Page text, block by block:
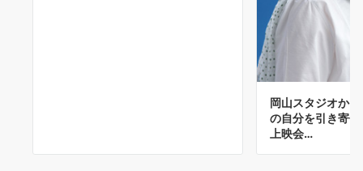
岡山スタジオか
の自分を引き寄
上映会…